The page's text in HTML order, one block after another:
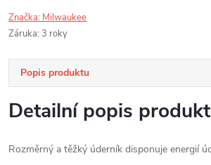
Značka: Milwaukee
Záruka: 3 roky
Popis produktu
Detailní popis
Rozměrný a těžký úderník disponuje energií